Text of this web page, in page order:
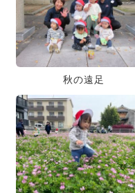
秋の遠足